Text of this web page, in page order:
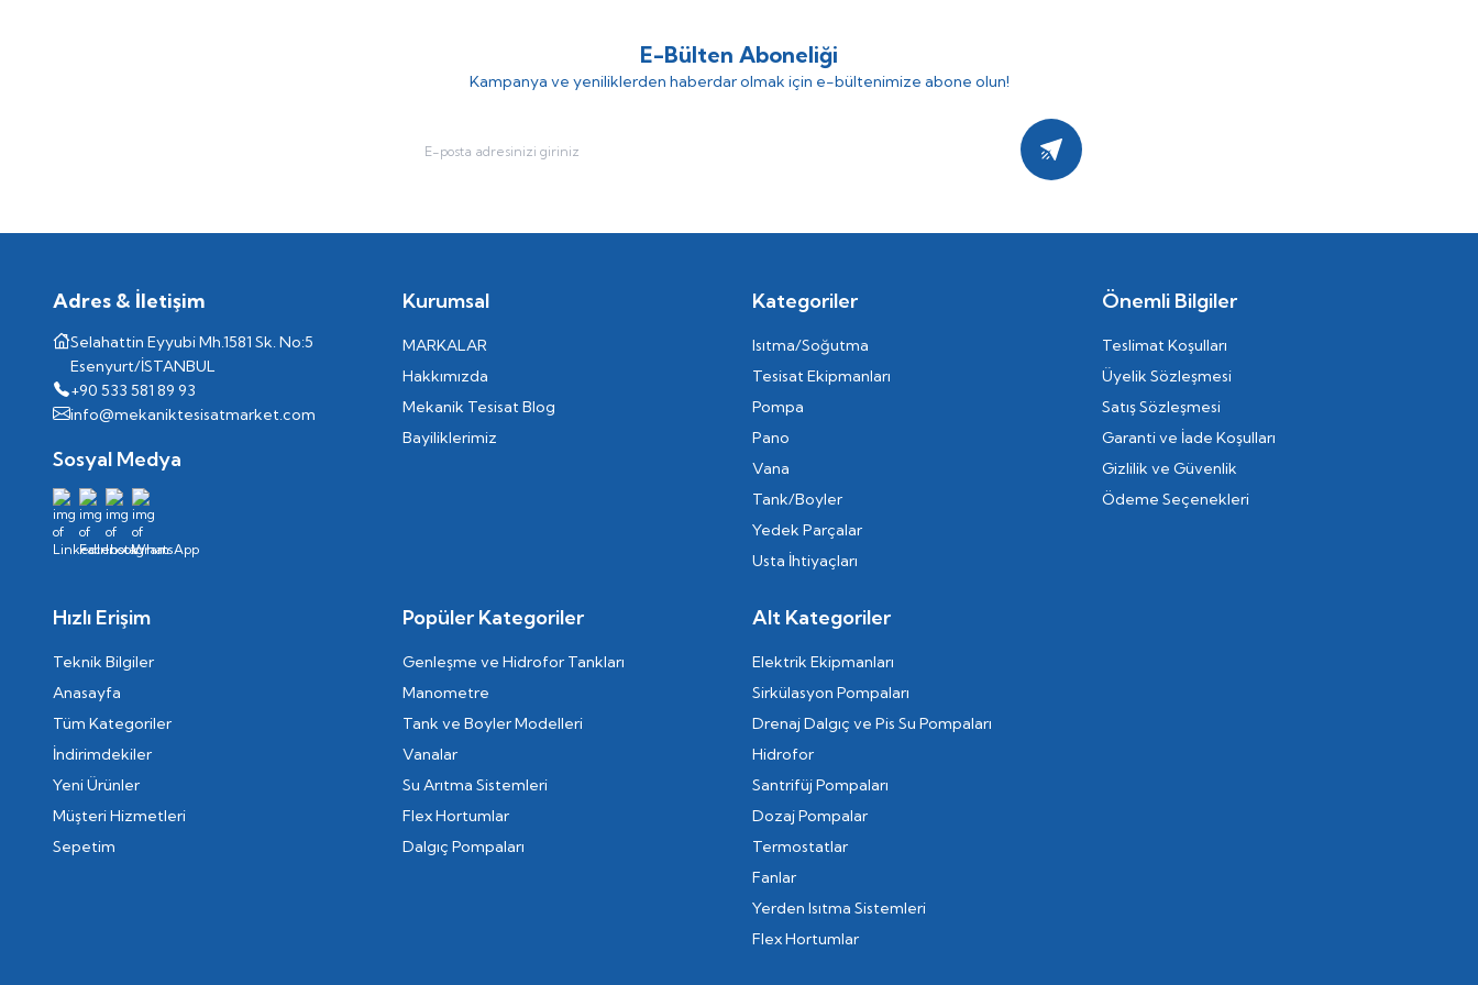
E-Bülten Aboneliği
Kampanya ve yeniliklerden haberdar olmak için e-bültenimize abone olun!
Kayıt Ol
Adres & İletişim
Selahattin Eyyubi Mh.1581 Sk. No:5
Esenyurt/İSTANBUL
+90 533 581 89 93
info@mekaniktesisatmarket.com
Sosyal Medya
Kurumsal
MARKALAR
Hakkımızda
Mekanik Tesisat Blog
Bayiliklerimiz
Kategoriler
Isıtma/Soğutma
Tesisat Ekipmanları
Pompa
Pano
Vana
Tank/Boyler
Yedek Parçalar
Usta İhtiyaçları
Önemli Bilgiler
Teslimat Koşulları
Üyelik Sözleşmesi
Satış Sözleşmesi
Garanti ve İade Koşulları
Gizlilik ve Güvenlik
Ödeme Seçenekleri
Hızlı Erişim
Teknik Bilgiler
Anasayfa
Tüm Kategoriler
İndirimdekiler
Yeni Ürünler
Müşteri Hizmetleri
Sepetim
Popüler Kategoriler
Genleşme ve Hidrofor Tankları
Manometre
Tank ve Boyler Modelleri
Vanalar
Su Arıtma Sistemleri
Flex Hortumlar
Dalgıç Pompaları
Alt Kategoriler
Elektrik Ekipmanları
Sirkülasyon Pompaları
Drenaj Dalgıç ve Pis Su Pompaları
Hidrofor
Santrifüj Pompaları
Dozaj Pompalar
Termostatlar
Fanlar
Yerden Isıtma Sistemleri
Flex Hortumlar